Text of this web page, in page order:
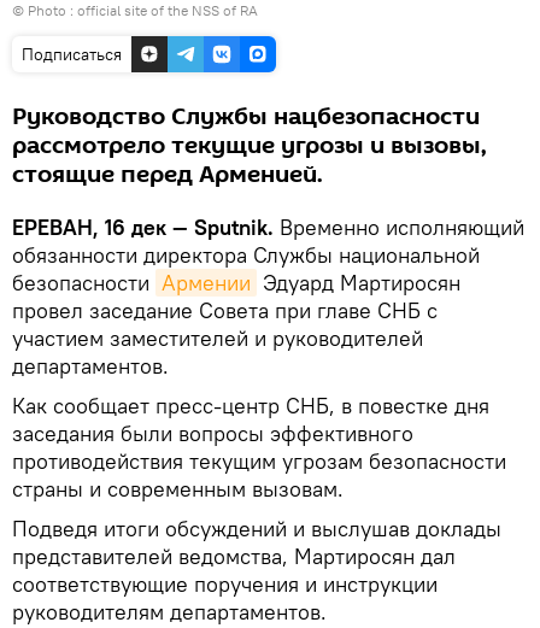
© Photo : official site of the NSS of RA
Подписаться
Руководство Службы нацбезопасности
рассмотрело текущие угрозы и вызовы,
стоящие перед Арменией.
ЕРЕВАН, 16 дек — Sputnik. Временно исполняющий
обязанности директора Службы национальной
безопасности Армении Эдуард Мартиросян
провел заседание Совета при главе СНБ с
участием заместителей и руководителей
департаментов.
Как сообщает пресс-центр СНБ, в повестке дня
заседания были вопросы эффективного
противодействия текущим угрозам безопасности
страны и современным вызовам.
Подведя итоги обсуждений и выслушав доклады
представителей ведомства, Мартиросян дал
соответствующие поручения и инструкции
руководителям департаментов.